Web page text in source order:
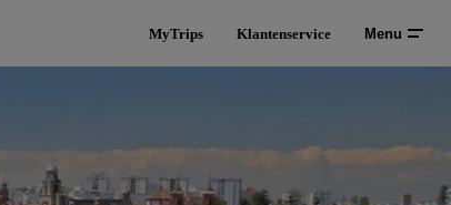
MyTrips Klantenservice Menu